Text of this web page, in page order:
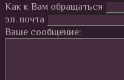
Как к Вам обращаться
эл. почта
Ваше сообщение: